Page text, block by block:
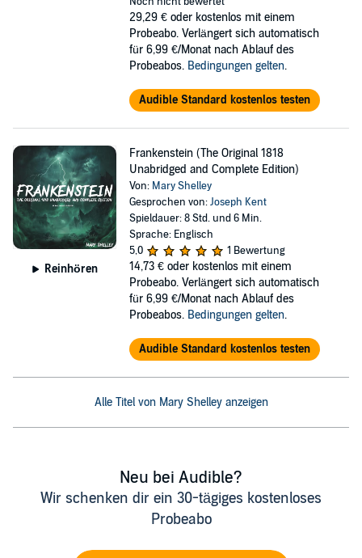
29,29 € oder kostenlos mit einem
Probeabo. Verlängert sich automatisch
für 6,99 €/Monat nach Ablauf des
Probeabos. Bedingungen gelten.
Audible Standard kostenlos testen
Reinhören
Frankenstein (The Original 1818
Unabridged and Complete Edition)
Von: Mary Shelley
Gesprochen von:Joseph Kent
Spieldauer: 8 Std. und 6 Min.
Sprache: Englisch
5,0
1 Bewertung
14,73 € oder kostenlos mit einem
Probeabo. Verlängert sich automatisch
für 6,99 €/Monat nach Ablauf des
Probeabos. Bedingungen gelten.
Audible Standard kostenlos testen
Alle Titel von Mary Shelley anzeigen
Neu bei Audible?
Wir schenken dir ein 30-tägiges kostenloses
Probeabo